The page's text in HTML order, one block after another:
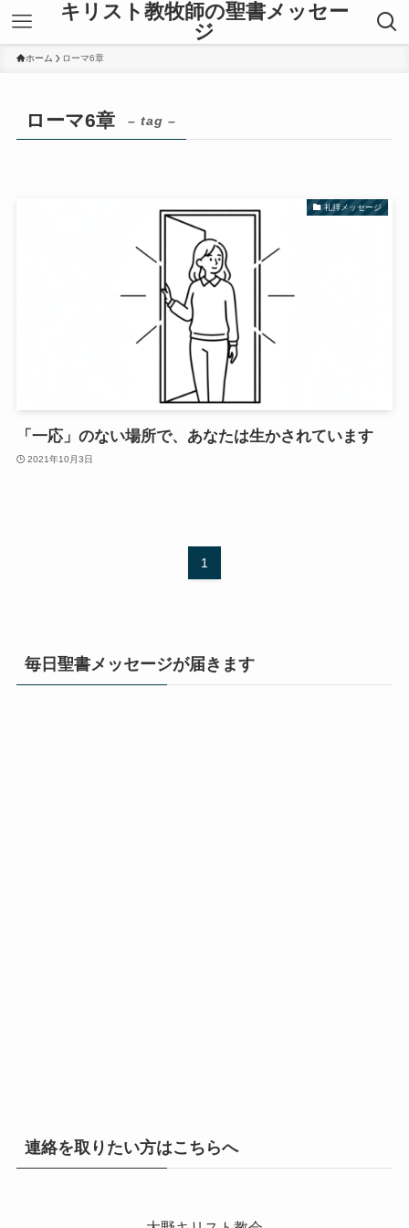
キリスト教牧師の聖書メッセー
ジ
ホーム ローマ6章
ローマ6章 – tag –
礼拝メッセージ
「一応」のない場所で、あなたは生かされています
2021年10月3日
1
毎日聖書メッセージが届きます
連絡を取りたい方はこちらへ